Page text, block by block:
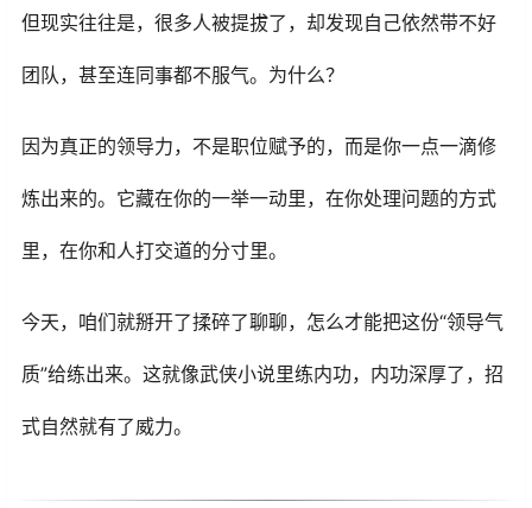
但现实往往是，很多人被提拔了，却发现自己依然带不好
团队，甚至连同事都不服气。为什么？
因为真正的领导力，不是职位赋予的，而是你一点一滴修
炼出来的。它藏在你的一举一动里，在你处理问题的方式
里，在你和人打交道的分寸里。
今天，咱们就掰开了揉碎了聊聊，怎么才能把这份“领导气
质”给练出来。这就像武侠小说里练内功，内功深厚了，招
式自然就有了威力。